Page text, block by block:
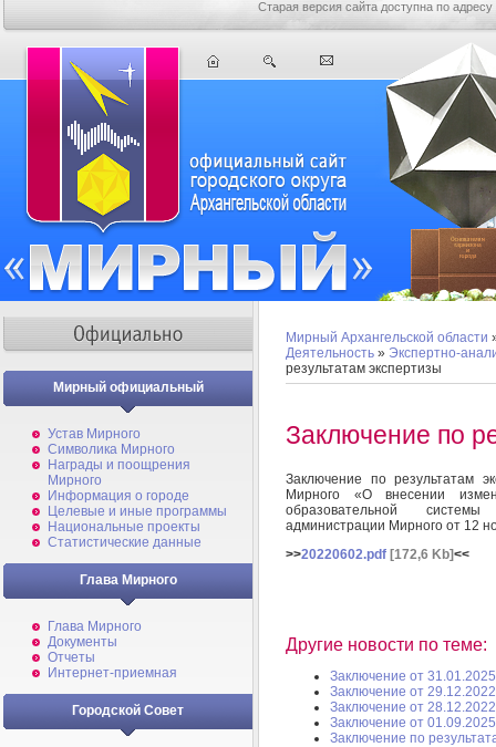
Старая версия сайта доступна по адресу
Мирный официальный
Устав Мирного
Символика Мирного
Награды и поощрения
Мирного
Информация о городе
Целевые и иные программы
Национальные проекты
Статистические данные
Глава Мирного
Глава Мирного
Документы
Отчеты
Интернет-приемная
Городской Совет
Мирный Архангельской области
Деятельность » Экспертно-
результатам экспертизы
Заключение по
Заключение по результатам
Мирного «О внесении
образовательной
администрации Мирного от 12
>>20220602.pdf [172,6 Kb]<<
Другие новости по теме:
Заключение от 31.01.2025
Заключение от 29.12.2022
Заключение от 28.12.2022
Заключение от 01.09.2025
Заключение по